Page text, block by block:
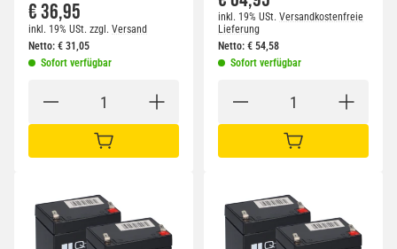
€ 36,95
inkl. 19% USt. zzgl. Versand
Netto: € 31,05
Sofort verfügbar
IN DEN WARENKORB
inkl. 19% USt. Versandkostenfreie
Lieferung
Netto: € 54,58
Sofort verfügbar
IN DEN WARENKORB